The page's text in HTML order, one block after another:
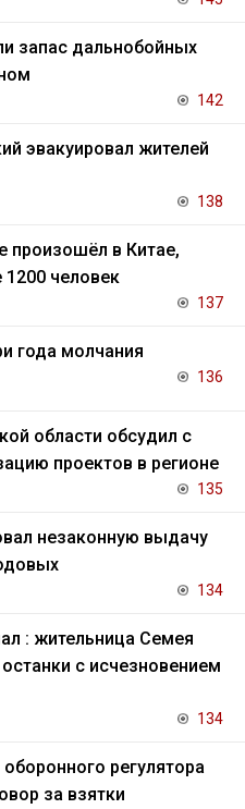
запас дальнобойных
142
эвакуировал жителей
138
произошёл в Китае,
1200 человек
137
года молчания
136
области обсудил с
проектов в регионе
135
незаконную выдачу
134
: жительница Семея
с исчезновением
134
регулятора
за взятки